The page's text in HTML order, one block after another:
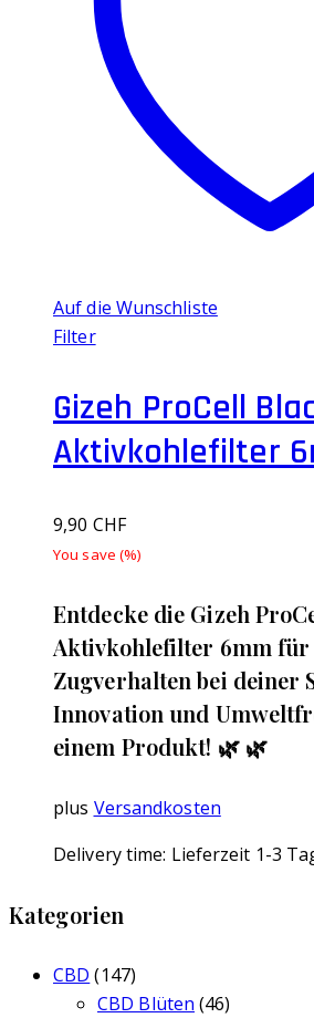
Auf die Wunschliste
Filter
Gizeh ProCell
Aktivkohlefilter
9,90 CHF
You save (%)
Entdecke die Gizeh
Aktivkohlefilter 6mm für
Zugverhalten bei deiner
Innovation und
einem Produkt! 🌿 🌿
plus Versandkosten
Delivery time: Lieferzeit 1-3
Kategorien
CBD (147)
CBD Blüten (46)